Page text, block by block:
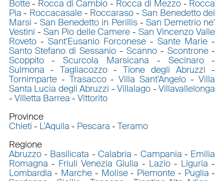
Botte- Rocca di Cambio - Rocca di Mezzo- Rocca
Pia - Roccacasale - Roccaraso - San Benedetto dei
Marsi - San Benedetto in Perillis-San Demetrio ne'
Vestini - San Pio delle Camere -San Vincenzo Valle
Roveto- Sant'Eusanio Forconese-Sante Marie -
Santo Stefano di Sessanio - Scanno- Scontrone-
Scoppito-Scurcola Marsicana - Secinaro-
Sulmona - Tagliacozzo-Tione degli Abruzzi -
Tornimparte- Trasacco-Villa Sant'Angelo -Villa
Santa Lucia degli Abruzzi -Villalago -Villavallelonga
- Villetta Barrea - Vittorito
Province
Chieti - L'Aquila - Pescara - Teramo
Regione
Abruzzo- Basilicata - Calabria - Campania - Emilia
Romagna - Friuli Venezia Giulia - Lazio - Liguria -
Lombardia - Marche - Molise- Piemonte - Puglia -